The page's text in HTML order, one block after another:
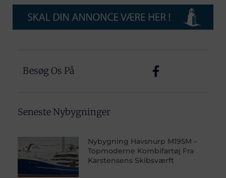
Besøg Os På
Seneste Nybygninger
Nybygning Havsnurp M195M –
Topmoderne Kombifartøj Fra
Karstensens Skibsværft